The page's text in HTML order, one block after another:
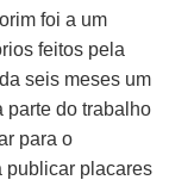
foi a um
feitos pela
seis meses um
parte do trabalho
para o
publicar placares